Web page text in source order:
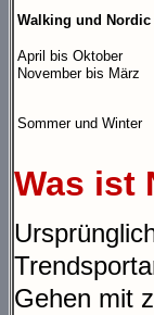
Walking und Nordic
April bis Oktober
November bis März
Sommer und Winter
Was ist
Gehen mit